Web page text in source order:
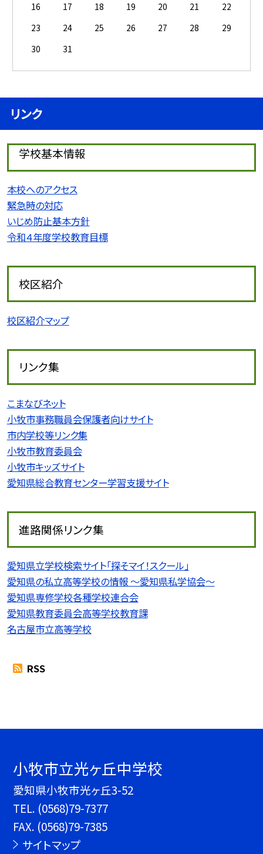
16
17 18 19 20 21
22
23
24 25 26 27 28
29
30
31
リンク
学校基本情報
本校へのアクセス
緊急時の対応
いじめ防止基本方針
令和４年度学校教育目標
校区紹介
校区紹介マップ
リンク集
こまなびネット
小牧市事務職員会保護者向けサイト
市内学校等リンク集
小牧市教育委員会
小牧市キッズサイト
愛知県総合教育センター学習支援サイト
進路関係リンク集
愛知県立学校検索サイト「探そマイ！スクール」
愛知県の私立高等学校の情報 〜愛知県私学協会〜
愛知県専修学校各種学校連合会
愛知県教育委員会高等学校教育課
名古屋市立高等学校
RSS
小牧市立光ヶ丘中学校
愛知県小牧市光ヶ丘3-52
TEL. (0568)79-7377
FAX. (0568)79-7385
サイトマップ